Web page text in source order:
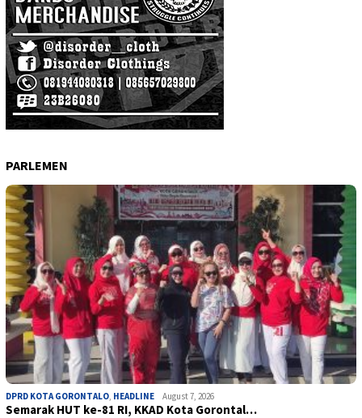
PARLEMEN
DPRD KOTA GORONTALO HEADLINE August 7, 2026
Semarak HUT ke-81 RI, KKAD Kota Gorontal…